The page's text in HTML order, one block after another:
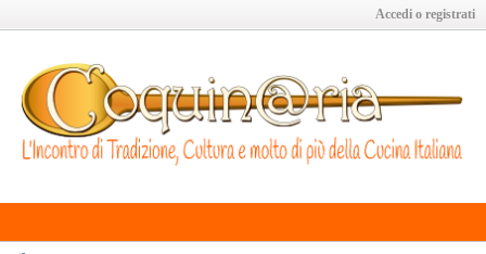
Accedi o registrati